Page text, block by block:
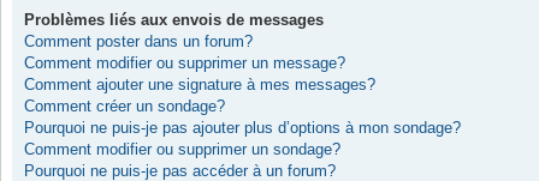
Problèmes liés aux envois de messages
Comment poster dans un forum?
Comment modifier ou supprimer un message?
Comment ajouter une signature à mes messages?
Comment créer un sondage?
Pourquoi ne puis-je pas ajouter plus d’options à mon sondage?
Comment modifier ou supprimer un sondage?
Pourquoi ne puis-je pas accéder à un forum?